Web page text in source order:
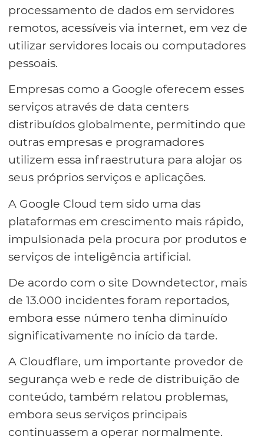
processamento de dados em servidores
remotos, acessíveis via internet, em vez de
utilizar servidores locais ou computadores
pessoais.
Empresas como a Google oferecem esses
serviços através de data centers
distribuídos globalmente, permitindo que
outras empresas e programadores
utilizem essa infraestrutura para alojar os
seus próprios serviços e aplicações.
A Google Cloud tem sido uma das
plataformas em crescimento mais rápido,
impulsionada pela procura por produtos e
serviços de inteligência artificial.
De acordo com o site Downdetector, mais
de 13.000 incidentes foram reportados,
embora esse número tenha diminuído
significativamente no início da tarde.
A Cloudflare, um importante provedor de
segurança web e rede de distribuição de
conteúdo, também relatou problemas,
embora seus serviços principais
continuassem a operar normalmente.